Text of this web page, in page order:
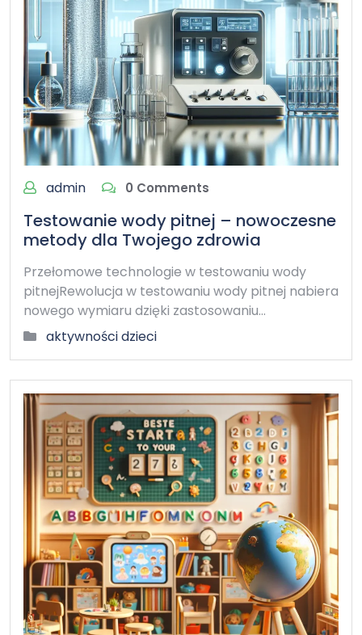
admin 0 Comments
Testowanie wody pitnej – nowoczesne
metody dla Twojego zdrowia
Przełomowe technologie w testowaniu wody
pitnejRewolucja w testowaniu wody pitnej nabiera
nowego wymiaru dzięki zastosowaniu…
aktywności dzieci